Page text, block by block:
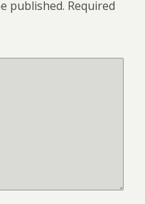
published. Required